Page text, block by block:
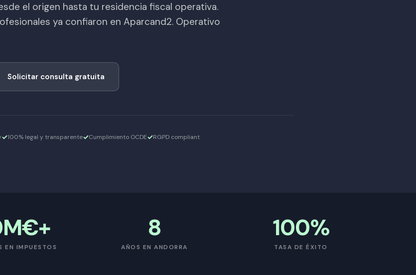
el origen hasta tu residencia fiscal operativa.
ya confiaron en Aparcand2. Operativo
Solicitar consulta gratuita
100% legal y transparente Cumplimiento OCDE RGPD compliant
EN IMPUESTOS
8
AÑOS EN ANDORRA
100%
TASA DE ÉXITO